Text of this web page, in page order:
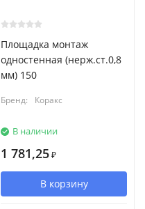
Площадка монтаж
одностенная (нерж.ст.0,8
мм) 150
Бренд: Коракс
В наличии
1 781,25 ₽
В корзину